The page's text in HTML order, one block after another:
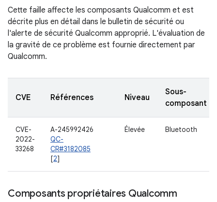
Cette faille affecte les composants Qualcomm et est
décrite plus en détail dans le bulletin de sécurité ou
l'alerte de sécurité Qualcomm approprié. L'évaluation de
la gravité de ce problème est fournie directement par
Qualcomm.
CVE Références Niveau
Sous-
composant
CVE-
2022-
33268
A-245992426
QC-
CR#3182085
[2]
Élevée Bluetooth
Composants propriétaires Qualcomm